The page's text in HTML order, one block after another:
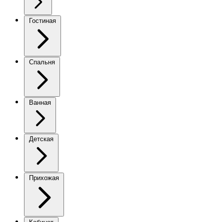
Гостиная
Спальня
Ванная
Детская
Прихожая